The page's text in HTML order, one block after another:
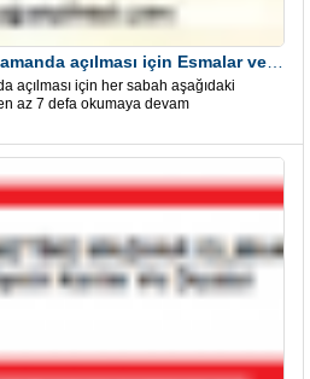
açılması için her sabah aşağıdaki
az 7 defa okumaya devam